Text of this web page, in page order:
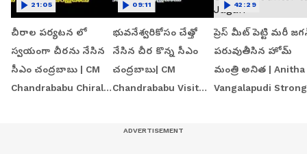
చీరాల పర్యటన లో
స్వయంగా చీరను నేసిన
సీఎం చంద్రబాబు | CM
Chandrababu Chirala
21:05
భువనేశ్వరికోసం చేత్తో
నేసిన చీర కొన్న సీఎం
చంద్రబాబు| CM
Chandrababu Visit
09:11
ప్రెస్ మీట్ పెట్టి మరీ
పరువుతీసిన హోమ్
మంత్రి అనిత | Anitha
Vangalapudi Strong
42:29